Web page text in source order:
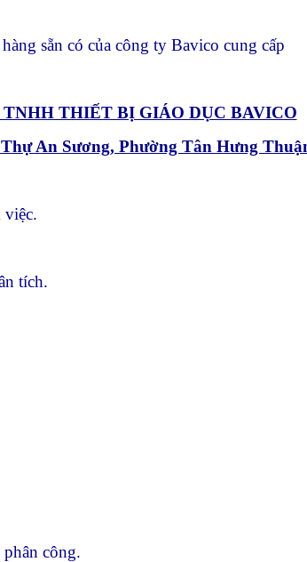
sẵn có của công ty Bavico cung cấp
TNHH THIẾT BỊ GIÁO DỤC BAVICO
An Sương, Phường Tân Hưng
việc.
tích.
công.